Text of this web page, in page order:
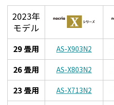
ム
2023年
モデル
29 畳用 AS-X903N2
26 畳用 AS-X803N2
23 畳用 AS-X713N2